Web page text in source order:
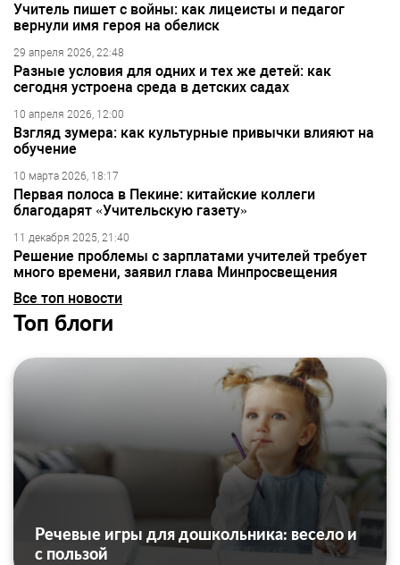
Учитель пишет с войны: как лицеисты и педагог
вернули имя героя на обелиск
29 апреля 2026, 22:48
Разные условия для одних и тех же детей: как
сегодня устроена среда в детских садах
10 апреля 2026, 12:00
Взгляд зумера: как культурные привычки влияют на
обучение
10 марта 2026, 18:17
Первая полоса в Пекине: китайские коллеги
благодарят «Учительскую газету»
11 декабря 2025, 21:40
Решение проблемы с зарплатами учителей требует
много времени, заявил глава Минпросвещения
Все топ новости
Топ блоги
Речевые игры для дошкольника: весело и
с пользой